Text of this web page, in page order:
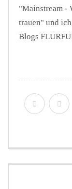
"Mainstream -
trauen" und
Blogs